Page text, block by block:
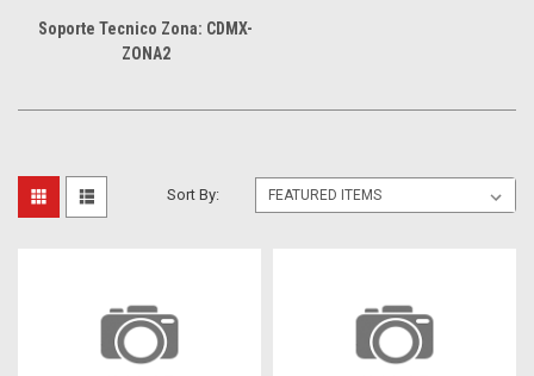
Soporte Tecnico Zona: CDMX-
ZONA2
Sort By: